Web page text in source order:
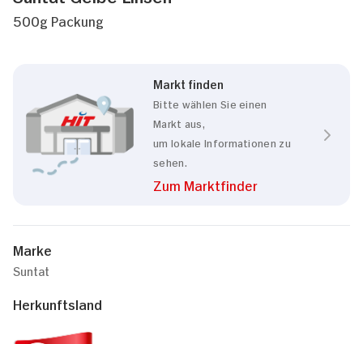
500g Packung
Markt finden
Bitte wählen Sie einen
Markt aus,
um lokale Informationen zu
sehen.
Zum Marktfinder
Marke
Suntat
Herkunftsland